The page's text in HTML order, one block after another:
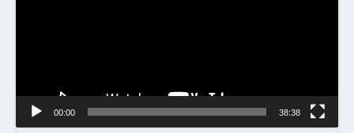
00:00 38:38